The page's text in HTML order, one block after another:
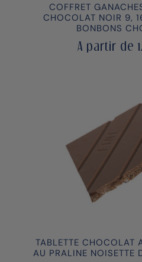
COFFRET
CHOCOLAT NOIR 9,
BONBONS
A partir de
TABLETTE CHOCOLAT
AU PRALINE NOISETTE